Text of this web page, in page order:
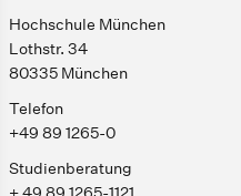
Hochschule München
Lothstr. 34
80335 München
Telefon
+49 89 1265-0
Studienberatung